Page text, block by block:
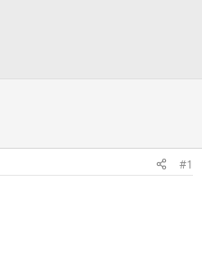
#1